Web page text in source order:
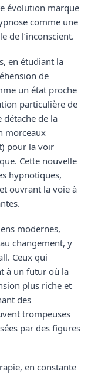
évolution marque
comme une
de l’inconscient.
en étudiant la
de
un état proche
particulière de
détache de la
morceaux
pour la voir
Cette nouvelle
hypnotiques,
ouvrant la voie à
modernes,
changement, y
Ceux qui
à un futur où la
plus riche et
des
trompeuses
par des figures
en constante